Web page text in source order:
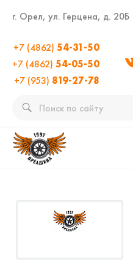
г. Орел, ул. Герцена, д. 20Б
+7 (4862) 54-31-50
+7 (4862) 54-05-50
+7 (953) 819-27-78